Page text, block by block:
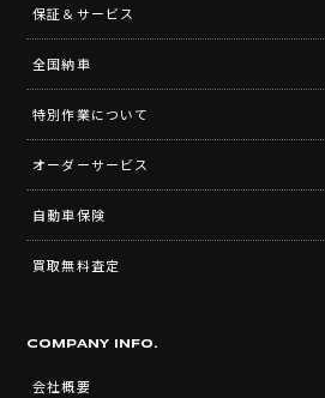
保証＆サービス
全国納車
特別作業について
オーダーサービス
自動車保険
買取無料査定
COMPANY INFO.
会社概要